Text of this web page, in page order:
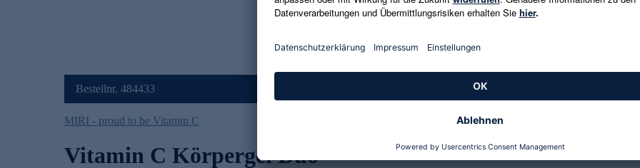
Bestellnr. 484433
MIRI - proud to be Vitamin C
Vitamin C Körpergel Duo